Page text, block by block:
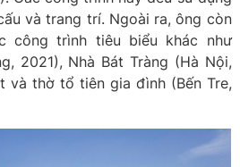
và trang trí. Ngoài ra, ông còn
công trình tiêu biểu khác như
2021), Nhà Bát Tràng (Hà Nội,
và thờ tổ tiên gia đình (Bến Tre,